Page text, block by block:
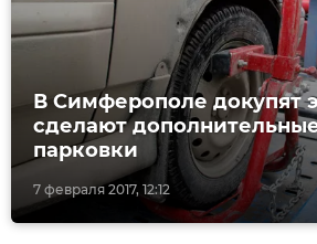
7 февраля 2017, 12:12
В Симферополе докупят
сделают
парковки